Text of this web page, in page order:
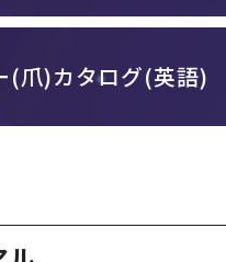
(爪)カタログ(英語)